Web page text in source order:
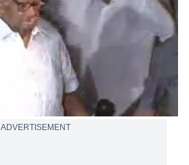
ADVERTISEMENT